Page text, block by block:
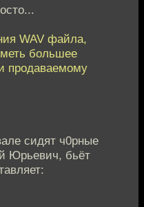
WAV файла,
большее
продаваемому
сидят ч0рные
Юрьевич, бьёт